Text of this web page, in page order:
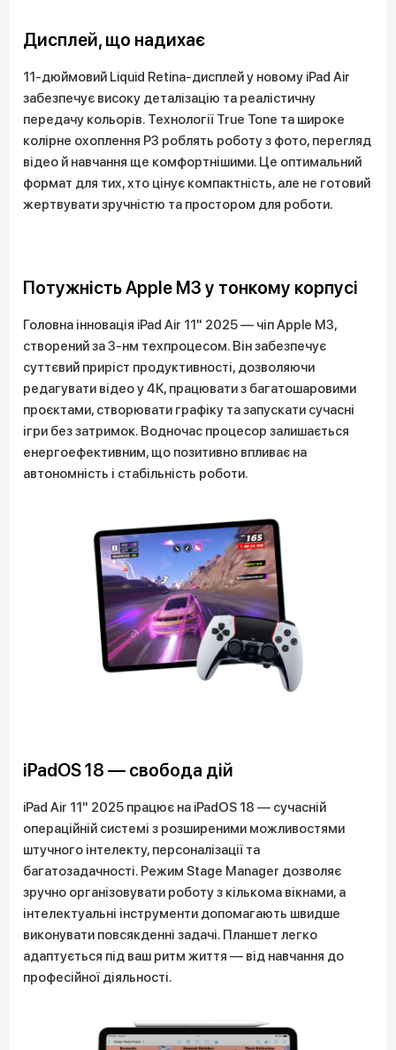
Дисплей, що надихає
11-дюймовий Liquid Retina-дисплей у новому iPad Air
забезпечує високу деталізацію та реалістичну
передачу кольорів. Технології True Tone та широке
колірне охоплення P3 роблять роботу з фото, перегляд
відео й навчання ще комфортнішими. Це оптимальний
формат для тих, хто цінує компактність, але не готовий
жертвувати зручністю та простором для роботи.
Потужність Apple M3 у тонкому корпусі
Головна інновація iPad Air 11" 2025 — чіп Apple M3,
створений за 3-нм техпроцесом. Він забезпечує
суттєвий приріст продуктивності, дозволяючи
редагувати відео у 4K, працювати з багатошаровими
проєктами, створювати графіку та запускати сучасні
ігри без затримок. Водночас процесор залишається
енергоефективним, що позитивно впливає на
автономність і стабільність роботи.
iPadOS 18 — свобода дій
iPad Air 11" 2025 працює на iPadOS 18 — сучасній
операційній системі з розширеними можливостями
штучного інтелекту, персоналізації та
багатозадачності. Режим Stage Manager дозволяє
зручно організовувати роботу з кількома вікнами, а
інтелектуальні інструменти допомагають швидше
виконувати повсякденні задачі. Планшет легко
адаптується під ваш ритм життя — від навчання до
професійної діяльності.